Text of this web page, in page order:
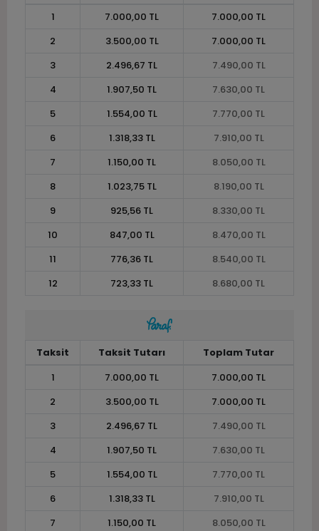
1 7.000,00 TL
7.000,00 TL
2
3.500,00 TL
7.000,00 TL
3
2.496,67 TL
7.490,00 TL
4
1.907,50 TL
7.630,00 TL
5
1.554,00 TL
7.770,00 TL
6
1.318,33 TL
7.910,00 TL
7
1.150,00 TL
8.050,00 TL
8
1.023,75 TL
8.190,00 TL
9
925,56 TL
8.330,00 TL
10
847,00 TL
8.470,00 TL
11
776,36 TL
8.540,00 TL
12
723,33 TL 8.680,00 TL
Taksit Taksit Tutarı
Toplam Tutar
1
7.000,00 TL
7.000,00 TL
2
3.500,00 TL
7.000,00 TL
3
2.496,67 TL
7.490,00 TL
4
1.907,50 TL
7.630,00 TL
5
1.554,00 TL
7.770,00 TL
6
1.318,33 TL
7.910,00 TL
7
1.150,00 TL
8.050,00 TL